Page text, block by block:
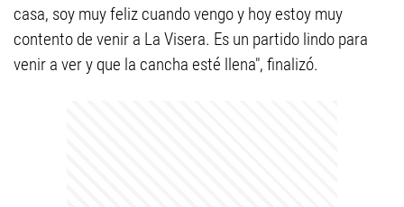
casa, soy muy feliz cuando vengo y hoy estoy muy
contento de venir a La Visera. Es un partido lindo para
venir a ver y que la cancha esté llena", finalizó.